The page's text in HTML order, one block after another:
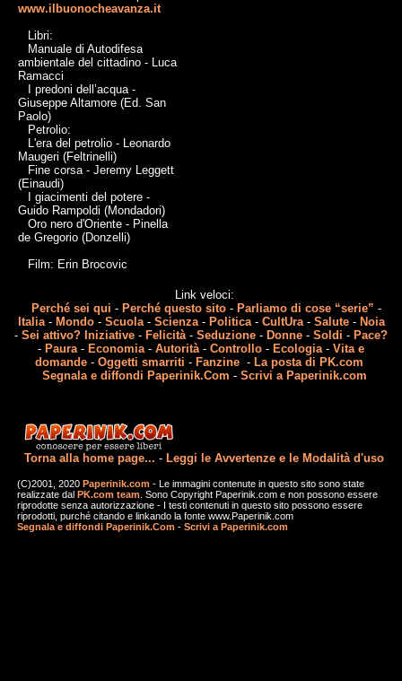
www.ilbuonocheavanza.it
Libri:
Manuale di Autodifesa
ambientale del cittadino - Luca
Ramacci
I predoni dell’acqua -
Giuseppe Altamore (Ed. San
Paolo)
Petrolio:
L'era del petrolio - Leonardo
Maugeri (Feltrinelli)
Fine corsa - Jeremy Leggett
(Einaudi)
I giacimenti del potere -
Guido Rampoldi (Mondadori)
Oro nero d'Oriente - Pinella
de Gregorio (Donzelli)
Film: Erin Brocovic
Link veloci:
Perché sei qui - Perché questo sito- Parliamo di cose “serie” -
Italia - Mondo - Scuola- Scienza- Politica- CultUra - Salute- Noia
- Sei attivo? Iniziative - Felicità- Seduzione - Donne - Soldi - Pace?
- Paura- Economia- Autorità- Controllo - Ecologia- Vita e
domande - Oggetti smarriti - Fanzine - La posta di PK.com
Segnala e diffondi Paperinik.Com - Scrivi a Paperinik.com
Torna alla home page... - Leggi le Avvertenze e le Modalità d'uso
(C)2001, 2020Paperinik.com - Le immagini contenute in questo sito sono state
realizzate dal PK.com team . Sono Copyright Paperinik.com e non possono essere
riprodotte senza autorizzazione - I testi contenuti in questo sito possono essere
riprodotti, purché citando e linkando la fonte www.Paperinik.com
Segnala e diffondi Paperinik.Com -Scrivi a Paperinik.com